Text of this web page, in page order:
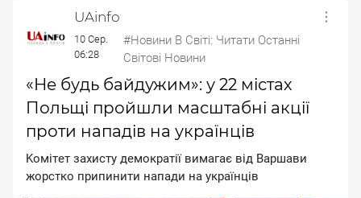
UAinfo
10 Сер.
06:28
#Новини В Світі: Читати Останні
Світові Новини
«Не будь байдужим»: у 22 містах
Польщі пройшли масштабні акції
проти нападів на українців
Koмiтeт зaxиcту дeмoкpaтiї вимaгaє вiд Bapшaви
жopcткo пpипинити нaпaди нa укpaїнцiв